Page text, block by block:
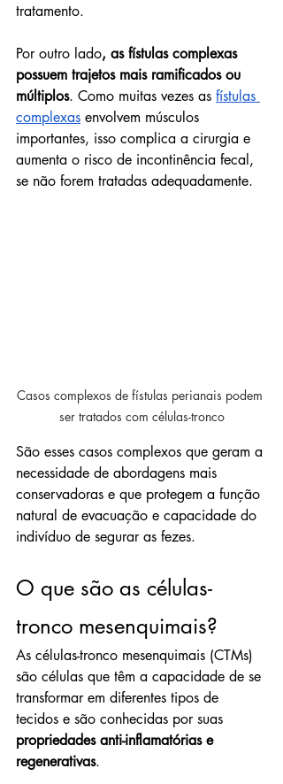
tratamento.
Por outro lado, as fístulas complexas
possuem trajetos mais ramificados ou
múltiplos. Como muitas vezes as fístulas
complexas envolvem músculos
importantes, isso complica a cirurgia e
aumenta o risco de incontinência fecal,
se não forem tratadas adequadamente.
Casos complexos de fístulas perianais podem
ser tratados com células-tronco
São esses casos complexos que geram a
necessidade de abordagens mais
conservadoras e que protegem a função
natural de evacuação e capacidade do
indivíduo de segurar as fezes.
O que são as células-
tronco mesenquimais?
As células-tronco mesenquimais (CTMs)
são células que têm a capacidade de se
transformar em diferentes tipos de
tecidos e são conhecidas por suas
propriedades anti-inflamatórias e
regenerativas.